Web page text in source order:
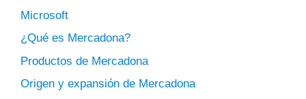
Microsoft
¿Qué es Mercadona?
Productos de Mercadona
Origen y expansión de Mercadona